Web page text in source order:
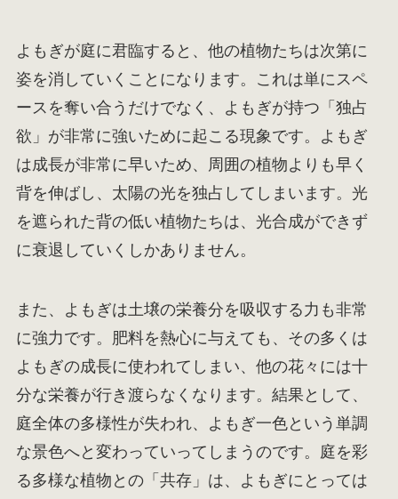
よもぎが庭に君臨すると、他の植物たちは次第に
姿を消していくことになります。これは単にスペ
ースを奪い合うだけでなく、よもぎが持つ「独占
欲」が非常に強いために起こる現象です。よもぎ
は成長が非常に早いため、周囲の植物よりも早く
背を伸ばし、太陽の光を独占してしまいます。光
を遮られた背の低い植物たちは、光合成ができず
に衰退していくしかありません。
また、よもぎは土壌の栄養分を吸収する力も非常
に強力です。肥料を熱心に与えても、その多くは
よもぎの成長に使われてしまい、他の花々には十
分な栄養が行き渡らなくなります。結果として、
庭全体の多様性が失われ、よもぎ一色という単調
な景色へと変わっていってしまうのです。庭を彩
る多様な植物との「共存」は、よもぎにとっては